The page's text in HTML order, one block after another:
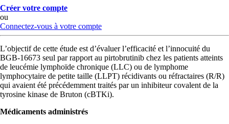
Créer votre compte
ou
Connectez-vous à votre compte
L’objectif de cette étude est d’évaluer l’efficacité et l’innocuité du
BGB-16673 seul par rapport au pirtobrutinib chez les patients atteints
de leucémie lymphoïde chronique (LLC) ou de lymphome
lymphocytaire de petite taille (LLPT) récidivants ou réfractaires (R/R)
qui avaient été précédemment traités par un inhibiteur covalent de la
tyrosine kinase de Bruton (cBTKi).
Médicaments administrés